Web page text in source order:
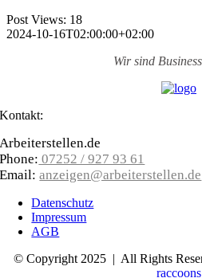
Post Views: 18
2024-10-16T02:00:00+02:00
Wir sind
Kontakt:
Arbeiterstellen.de
Phone: 07252 / 927 93 61
Email:anzeigen@arbeiterstellen.de
Datenschutz
Impressum
AGB
© Copyright 2025 | All Rights
raccoons